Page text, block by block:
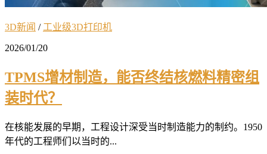
3D新闻 / 工业级3D打印机
2026/01/20
TPMS增材制造，能否终结核燃料精密组
装时代？
在核能发展的早期，工程设计深受当时制造能力的制约。1950
年代的工程师们以当时的...